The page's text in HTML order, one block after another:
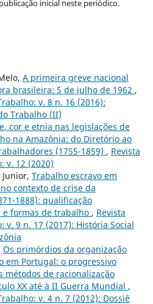
inicial neste periódico.
A primeira greve nacional
brasileira: 5 de julho de 1962 ,
v. 8 n. 16 (2016):
Trabalho (II)
cor e etnia nas legislações de
na Amazônia: do Diretório ao
(1755-1859) , Revista
v. 12 (2020)
Trabalho escravo em
contexto de crise da
1888): qualificação
formas de trabalho , Revista
v. 9 n. 17 (2017): História Social
Os primórdios da organização
em Portugal: o progressivo
métodos de racionalização
XX até à II Guerra Mundial ,
v. 4 n. 7 (2012): Dossiê